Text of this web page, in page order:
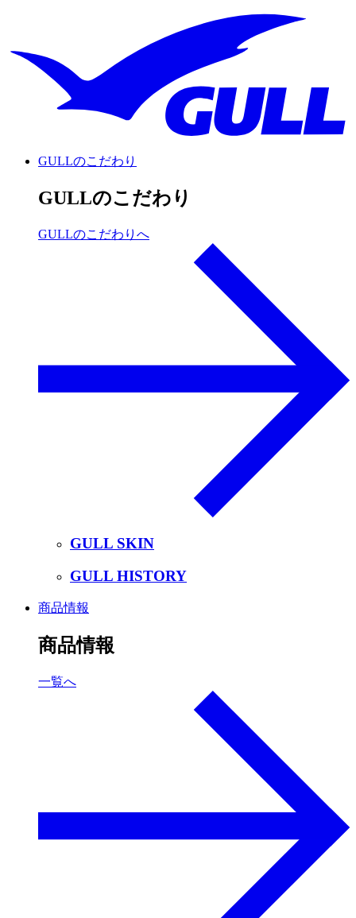
GULLのこだわり
GULLのこだわり
GULLのこだわりへ
GULL SKIN
GULL HISTORY
商品情報
商品情報
一覧へ